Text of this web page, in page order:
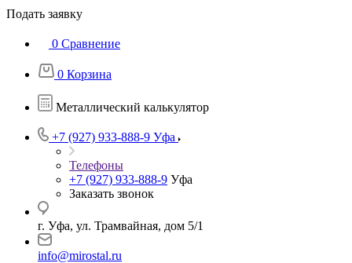
Подать заявку
0 Сравнение
0 Корзина
Металлический калькулятор
+7 (927) 933-888-9 Уфа
Телефоны
+7 (927) 933-888-9 Уфа
Заказать звонок
г. Уфа, ул. Трамвайная, дом 5/1
info@mirostal.ru